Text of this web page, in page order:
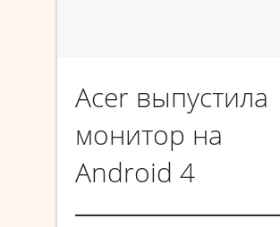
Acer выпустила
монитор на
Android 4